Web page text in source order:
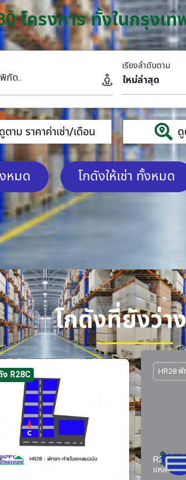
โครงการ ทั้งในกรุง
กัด.. ใหม่ล่าสุด
เรียงลำดับตาม
ดูตาม ราคาค่าเช่า/เดือน
หมด โกดังให้เช่า ทั้งหมด
โกดังที่ยังว่า
R28C
R28B โก
แหลมฉบั
HR28